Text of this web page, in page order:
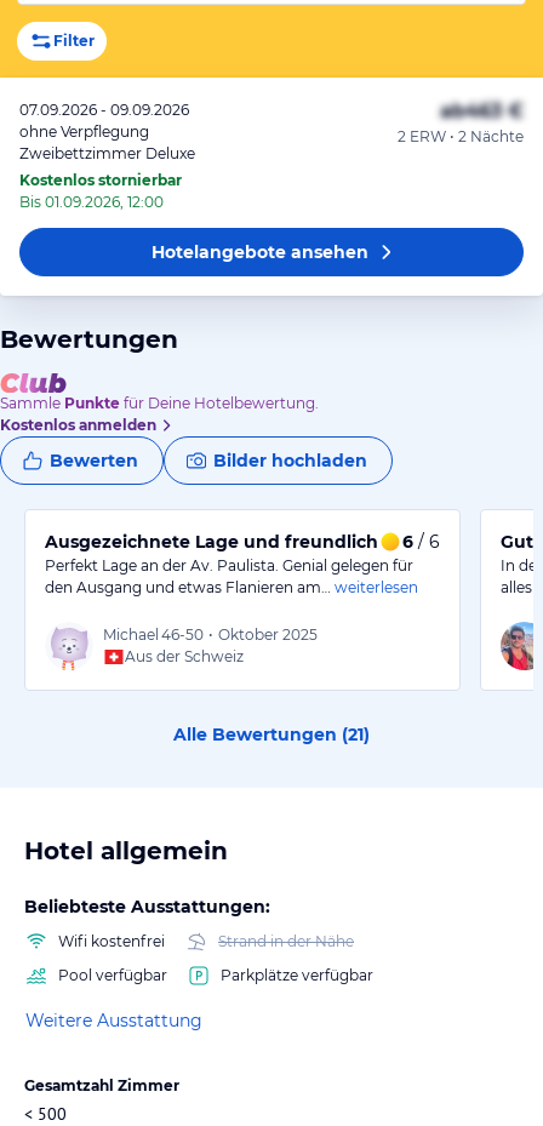
Filter
07.09.2026 - 09.09.2026
ohne Verpflegung
Zweibettzimmer Deluxe
Kostenlos stornierbar
Bis 01.09.2026, 12:00
ab463 €
2 ERW • 2 Nächte
Hotelangeboteansehen
Bewertungen
Sammle Punkte für Deine Hotelbewertung.
Kostenlos anmelden
Bewerten Bilder hochladen
Ausgezeichnete Lage und freundlicher Service im
6 / 6
Perfekt Lage an der Av. Paulista. Genial gelegen für
den Ausgang und etwas Flanieren am…
weiterlesen
Michael 46-50 • Oktober 2025
Aus der Schweiz
In
alles
Alle Bewertungen (21)
Hotel allgemein
Beliebteste Ausstattungen:
Wifi kostenfrei
Strand in der Nähe
Pool verfügbar
Parkplätze verfügbar
Weitere Ausstattung
Gesamtzahl Zimmer
< 500